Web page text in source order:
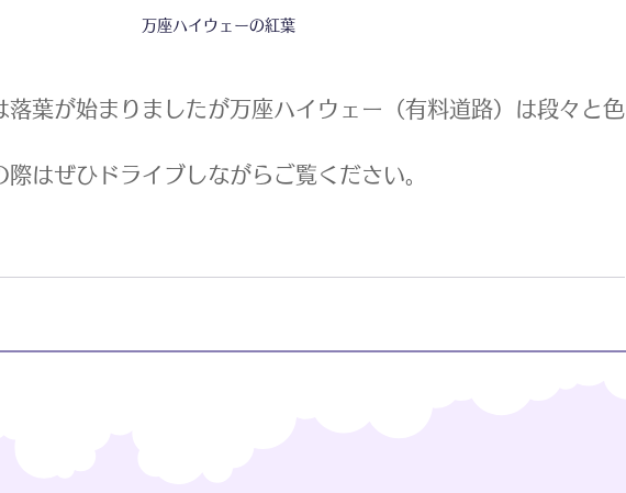
万座ハイウェーの紅葉
落葉が始まりましたが万座ハイウェー（有料道路）は段々と色
際はぜひドライブしながらご覧ください。